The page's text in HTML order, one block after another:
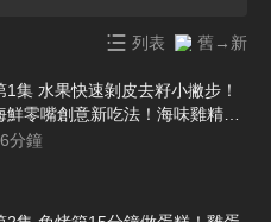
列表 舊→新
1集 水果快速剝皮去籽小撇步！
鮮零嘴創意新吃法！海味雞精燉
幫你補一下！
分鐘